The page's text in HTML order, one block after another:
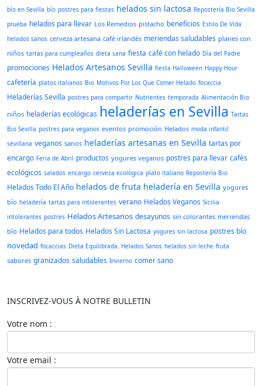
bío en Sevilla bío postres para fiestas helados sin lactosa Repostería Bio Sevilla
prueba helados para llevar Los Remedios pistacho beneficios Estilo De Vida
helados sanos cerveza artesana café irlandés meriendas saludables planes con
niños tartas para cumpleaños dieta sana fiesta café con helado Día del Padre
promociones Helados Artesanos Sevilla fiesta Halloween Happy Hour
cafetería platos italianos Bio Motivos Por Los Que Comer Helado focaccia
Heladerías Sevilla postres para compartir Nutrientes temporada Alimentación Bio
niños heladerías ecológicas heladerías en Sevilla Tartas
Bio Sevilla postres para veganos eventos promoción Helados moda infantil
sevillana veganos sanos heladerías artesanas en Sevilla tartas por
encargo Feria de Abril productos yogures veganos postres para llevar cafés
ecológicos salados encargo cerveza ecológica plato italiano Repostería Bio
Helados Todo El Año helados de fruta heladería en Sevilla yogures
bío heladería tartas para intolerantes verano Helados Veganos Sicilia
intolerantes postres Helados Artesanos desayunos sin colorantes meriendas
bío Helados para todos Helados Sin Lactosa yogures sin lactosa postres bío
novedad focaccias Dieta Equilibrada. Helados Sanos helados sin leche fruta
sabores granizados saludables Invierno comer sano
INSCRIVEZ-VOUS À NOTRE BULLETIN
Votre nom :
Votre email :